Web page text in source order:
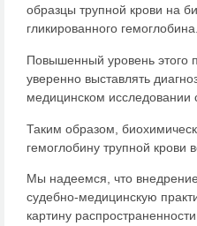
образцы трупной крови на
гликированного
Повышенный уровень этого
уверенно выставлять
медицинском исследовании
Таким образом,
гемоглобину трупной
Мы надеемся, что
судебно-медицинскую
картину